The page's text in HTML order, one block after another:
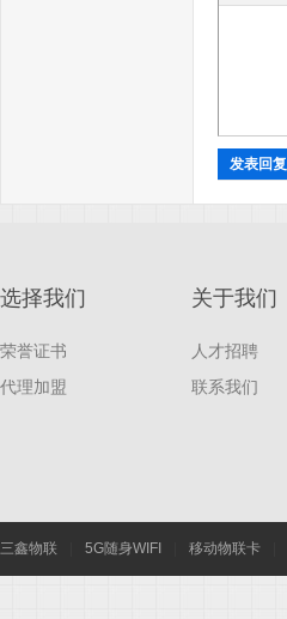
发表回复
选择我们
荣誉证书
代理加盟
关于我们
人才招聘
联系我们
三鑫物联 5G随身WIFI 移动物联卡